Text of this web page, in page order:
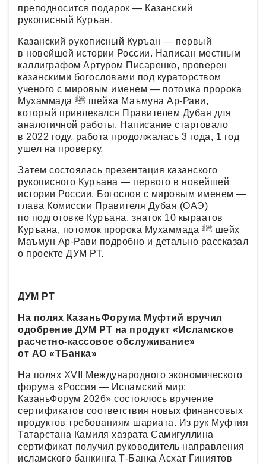
преподносится подарок — Казанский
рукописный Куръан.
Казанский рукописный Куръан — первый
в новейшей истории России. Написан местным
каллиграфом Артуром Писаренко, проверен
казанскими богословами под кураторством
ученого с мировым именем — потомка пророка
Мухаммада ﷺ шейха Маъмуна Ар-Рави,
который привлекался Правителем Дубая для
аналогичной работы. Написание стартовало
в 2022 году, работа продолжалась 3 года, 1 год
ушел на проверку.
Затем состоялась презентация казанского
рукописного Куръана — первого в новейшей
истории России. Богослов с мировым именем —
глава Комиссии Правителя Дубая (ОАЭ)
по подготовке Куръана, знаток 10 кыраатов
Куръана, потомок пророка Мухаммада ﷺ шейх
Маъмун Ар-Рави подробно и детально рассказал
о проекте ДУМ РТ.
ДУМ РТ
На полях КазаньФорума Муфтий вручил
одобрение ДУМ РТ на продукт «Исламское
расчетно-кассовое обслуживание»
от АО «ТБанка»
На полях XVII Международного экономического
форума «Россия — Исламский мир:
КазаньФорум 2026» состоялось вручение
сертификатов соответствия новых финансовых
продуктов требованиям шариата. Из рук Муфтия
Татарстана Камиля хазрата Самигуллина
сертификат получил руководитель направления
исламского банкинга Т-Банка Асхат Гиниятов